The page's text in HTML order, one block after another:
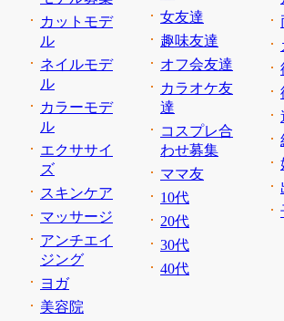
カットモデ
ル
ネイルモデ
ル
カラーモデ
ル
エクササイ
ズ
スキンケア
マッサージ
アンチエイ
ジング
ヨガ
美容院
女友達
趣味友達
オフ会友達
カラオケ友
達
コスプレ合
わせ募集
ママ友
10代
20代
30代
40代